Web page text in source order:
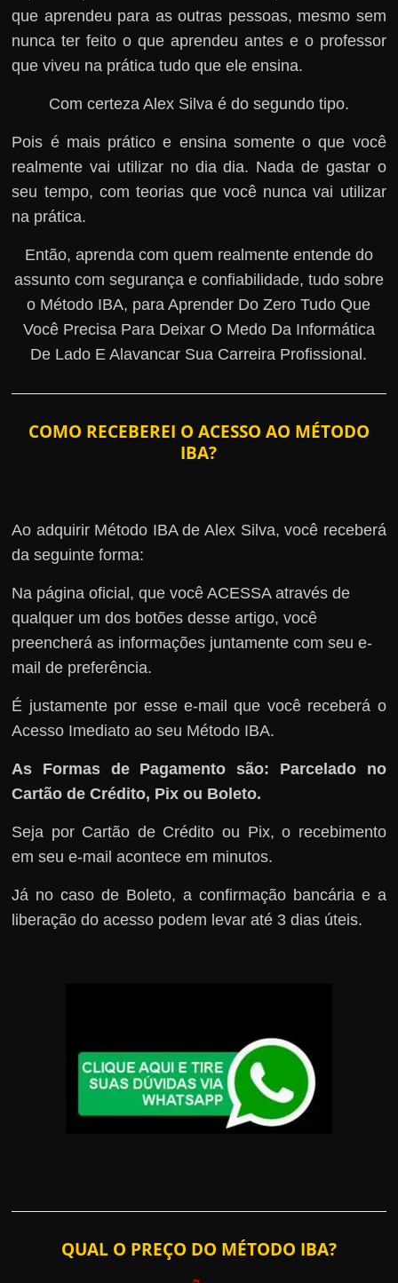
que aprendeu para as outras pessoas, mesmo sem
nunca ter feito o que aprendeu antes e o professor
que viveu na prática tudo que ele ensina.
Com certeza Alex Silva é do segundo tipo.
Pois é mais prático e ensina somente o que você
realmente vai utilizar no dia dia. Nada de gastar o
seu tempo, com teorias que você nunca vai utilizar
na prática.
Então, aprenda com quem realmente entende do
assunto com segurança e confiabilidade, tudo sobre
o Método IBA, para Aprender Do Zero Tudo Que
Você Precisa Para Deixar O Medo Da Informática
De Lado E Alavancar Sua Carreira Profissional.
COMO RECEBEREI O ACESSO AO MÉTODO
IBA?
Ao adquirir Método IBA de Alex Silva, você receberá
da seguinte forma:
Na página oficial, que você ACESSA através de
qualquer um dos botões desse artigo, você
preencherá as informações juntamente com seu e-
mail de preferência.
É justamente por esse e-mail que você receberá o
Acesso Imediato ao seu Método IBA.
As Formas de Pagamento são: Parcelado no
Cartão de Crédito, Pix ou Boleto.
Seja por Cartão de Crédito ou Pix, o recebimento
em seu e-mail acontece em minutos.
Já no caso de Boleto, a confirmação bancária e a
liberação do acesso podem levar até 3 dias úteis.
QUAL O PREÇO DO MÉTODO IBA?